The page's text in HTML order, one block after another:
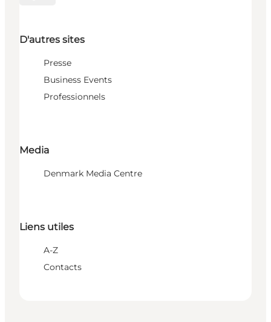
D'autres sites
Presse
Business Events
Professionnels
Media
Denmark Media Centre
Liens utiles
A-Z
Contacts